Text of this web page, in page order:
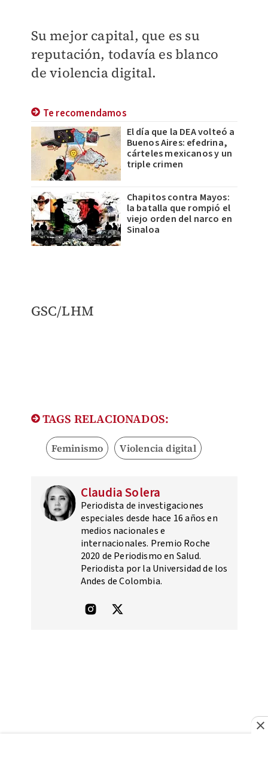
Su mejor capital, que es su
reputación, todavía es blanco
de violencia digital.
Te recomendamos
El día que la DEA volteó a
Buenos Aires: efedrina,
cárteles mexicanos y un
triple crimen
Chapitos contra Mayos:
la batalla que rompió el
viejo orden del narco en
Sinaloa
GSC/LHM
TAGS RELACIONADOS:
Feminismo Violencia digital
Claudia Solera
Periodista de investigaciones
especiales desde hace 16 años en
medios nacionales e
internacionales. Premio Roche
2020 de Periodismo en Salud.
Periodista por la Universidad de los
Andes de Colombia.